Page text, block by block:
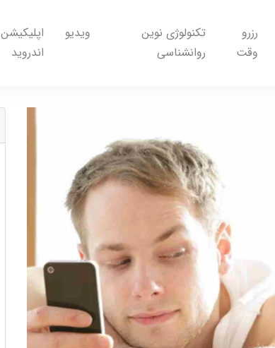
رزرو
وقت
تکنولوژی نوین
روانشناسی
ویدیو
اپلیکیشن
اندروید